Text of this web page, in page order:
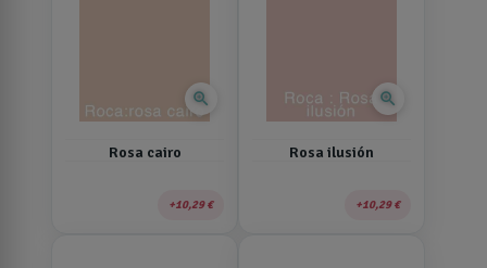
zoom_in
Rosa cairo
10,29 €
zoom_in
Rosa ilusión
10,29 €